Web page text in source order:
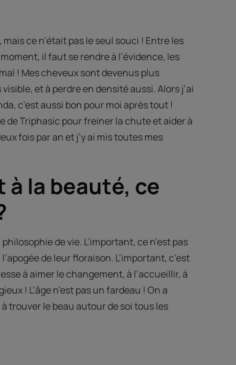
ce n’était pas le seul souci ! Entre les
il faut se rendre à l’évidence, les
! Mes cheveux sont devenus plus
et à perdre en densité aussi. Alors j’ai
c’est aussi bon pour moi après tout !
de Triphasic pour freiner la chute et aider à
fois par an et j’y ai mis toutes mes
à la beauté, ce
de vie. L’important, ce n’est pas
de leur floraison. L’important, c’est
à aimer le changement, à l’accueillir, à
! L’âge n’est pas un fardeau ! On a
trouver le beau autour de soi tous les